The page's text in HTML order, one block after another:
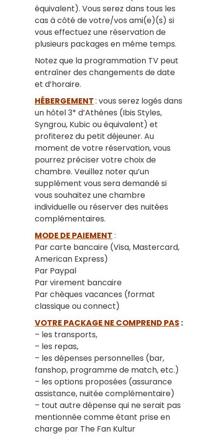
équivalent). Vous serez dans tous les
cas à côté de votre/vos ami(e)(s) si
vous effectuez une réservation de
plusieurs packages en même temps.
Notez que la programmation TV peut
entraîner des changements de date
et d’horaire.
HÉBERGEMENT: vous serez logés dans
un hôtel 3* d’Athènes (Ibis Styles,
Syngrou, Kubic ou équivalent) et
profiterez du petit déjeuner. Au
moment de votre réservation, vous
pourrez préciser votre choix de
chambre. Veuillez noter qu’un
supplément vous sera demandé si
vous souhaitez une chambre
individuelle ou réserver des nuitées
complémentaires.
MODE DE PAIEMENT :
Par carte bancaire (Visa, Mastercard,
American Express)
Par Paypal
Par virement bancaire
Par chèques vacances (format
classique ou connect)
VOTRE PACKAGE NE COMPREND PAS :
– les transports,
– les repas,
– les dépenses personnelles (bar,
fanshop, programme de match, etc.)
– les options proposées (assurance
assistance, nuitée complémentaire)
– tout autre dépense qui ne serait pas
mentionnée comme étant prise en
charge par The Fan Kultur